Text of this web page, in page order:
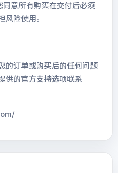
意所有购买在交付后必须
险使用。
的订单或购买后的任何问题
供的官方支持选项联系